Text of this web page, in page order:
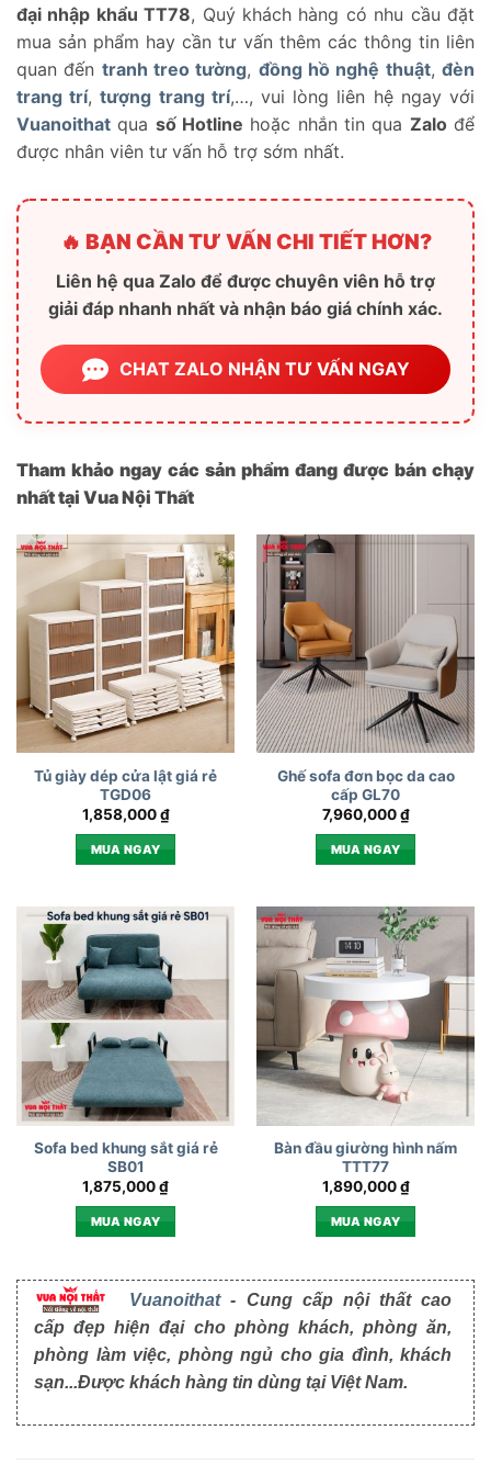
đại nhập khẩu TT78, Quý khách hàng có nhu cầu đặt
mua sản phẩm hay cần tư vấn thêm các thông tin liên
quan đến tranh treo tường, đồng hồ nghệ thuật,đèn
trang trí,tượng trang trí,…, vui lòng liên hệ ngay với
Vuanoithat qua số Hotline hoặc nhắn tin qua Zalođể
được nhân viên tư vấn hỗ trợ sớm nhất.
🔥 BẠN CẦN TƯ VẤN CHI TIẾT HƠN?
Liên hệ qua Zalo để được chuyên viên hỗ trợ
giải đáp nhanh nhất và nhận báo giá chính xác.
CHAT ZALO NHẬN TƯ VẤN NGAY
Tham khảo ngay các sản phẩm đang được bán chạy
nhất tại Vua Nội Thất
Tủ giày dép cửa lật giá rẻ
TGD06
1,858,000₫
MUA NGAY
Ghế sofa đơn bọc da cao
cấp GL70
7,960,000₫
MUA NGAY
Sofa bed khung sắt giá rẻ
SB01
1,875,000₫
MUA NGAY
Bàn đầu giường hình nấm
TTT77
1,890,000₫
MUA NGAY
Vuanoithat- Cung cấp nội thất cao
cấp đẹp hiện đại cho phòng khách, phòng ăn,
phòng làm việc, phòng ngủ cho gia đình, khách
sạn...Được khách hàng tin dùng tại Việt Nam.